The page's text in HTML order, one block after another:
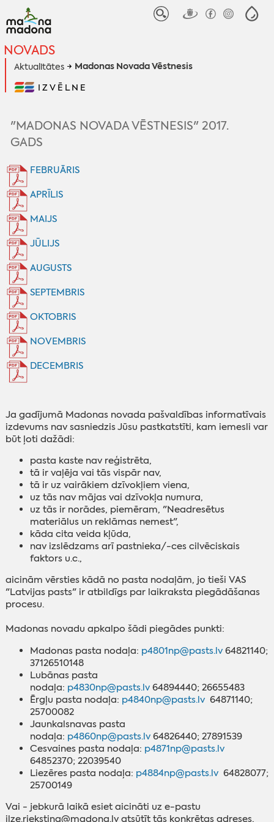
NOVADS
Aktualitātes Madonas Novada Vēstnesis
IZVĒLNE
"MADONAS NOVADA VĒSTNESIS" 2017.
GADS
FEBRUĀRIS
APRĪLIS
MAIJS
JŪLIJS
AUGUSTS
SEPTEMBRIS
OKTOBRIS
NOVEMBRIS
DECEMBRIS
‌Ja gadījumā Madonas novada pašvaldības informatīvais
izdevums nav sasniedzis Jūsu pastkatstīti, kam iemesli var
būt ļoti dažādi:
‌pasta kaste nav reģistrēta,
tā ir vaļēja vai tās vispār nav,
tā ir uz vairākiem dzīvokļiem viena,
uz tās nav mājas vai dzīvokļa numura,
uz tās ir norādes, piemēram, "Neadresētus
materiālus un reklāmas nemest",
kāda cita veida kļūda,
nav izslēdzams arī pastnieka/-ces cilvēciskais
faktors u.c.,
aicinām vērsties kādā no pasta nodaļām, jo tieši VAS
"Latvijas pasts" ir atbildīgs par laikraksta piegādāšanas
procesu.
‌Madonas novadu apkalpo šādi piegādes punkti:
‌Madonas pasta nodaļa: p4801np@pasts.lv64821140;
37126510148
Lubānas pasta
nodaļa: p4830np@pasts.lv64894440; 26655483
Ērgļu pasta nodaļa: p4840np@pasts.lv64871140;
25700082
Jaunkalsnavas pasta
nodaļa: p4860np@pasts.lv64826440; 27891539
Cesvaines pasta nodaļa: p4871np@pasts.lv
64852370; 22039540
Liezēres pasta nodaļa: p4884np@pasts.lv64828077;
25700149
Vai - jebkurā laikā esiet aicināti uz e-pastu
ilze.riekstina@madona.lv atsūtīt tās konkrētas adreses,